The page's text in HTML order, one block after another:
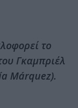
το
Γκαμπριέλ
Márquez).